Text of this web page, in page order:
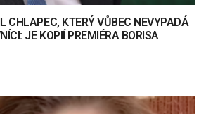
CHLAPEC, KTERÝ VŮBEC NEVYPADÁ
JE KOPIÍ PREMIÉRA BORISA